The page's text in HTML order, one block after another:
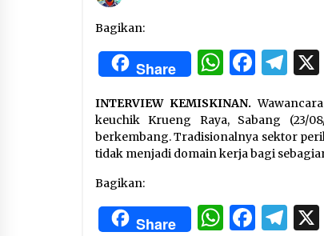
3 months ago
Menjadi Manusia Visioner
Beretika
3 months ago
4 months ago
Bagikan:
Share
INTERVIEW KEMISKINAN.
keuchik Krueng Raya, Sabang (23/
berkembang. Tradisionalnya sektor
tidak menjadi domain kerja bagi
Bagikan:
Share